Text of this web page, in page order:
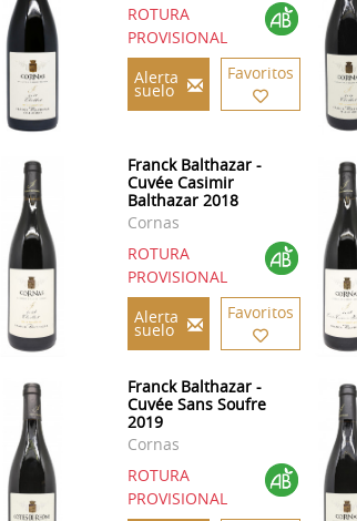
ROTURA
PROVISIONAL
Alerta
suelo
Favoritos
Franck Balthazar -
Cuvée Casimir
Balthazar 2018
Cornas
ROTURA
PROVISIONAL
Alerta
suelo
Favoritos
Franck Balthazar -
Cuvée Sans Soufre
2019
Cornas
ROTURA
PROVISIONAL